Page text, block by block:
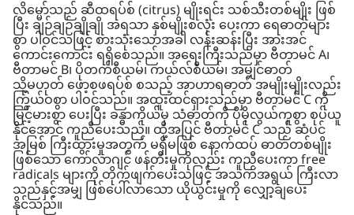
လိမ္မော်သည် ဆီထရပ်စ် (citrus) မျိုးရင်း သစ်သီးတစ်မျိုး ဖြစ်
ပြီး ချဉ်ချဉ်ချိုချို အရသာ နှစ်မျိုးစလုံး ပေးကာ ရေဓာတ်များ
စွာ ပါဝင်သဖြင့် စားသုံးသောအခါ လန်းဆန်းပြီး အားအင်
ကောင်းကောင်း ရရှိစေသည်။ အရေးကြီးသည်မှာ ဗီတာမင် A၊
ဗီတာမင် B၊ ပိုတက်စီယမ်၊ ကယ်လ်စီယမ်၊ အမျှင်ဓာတ်
သို့မဟုတ် ဖော့စဖရပ်စ် စသည့် အာဟာရဓာတ် အမျိုးမျိုးလည်း
ကြွယ်ဝစွာ ပါဝင်သည်။ အထူးထင်ရှားသည်မှာ ဗီတာမင် C ကို
မြင့်မားစွာ ပေးပြီး ခန္ဓာကိုယ်မှ သံဓာတ်ကို ပိုမိုလွယ်ကူစွာ စုပ်ယူ
နိုင်အောင် ကူညီပေးသည်။ ထို့အပြင် ဗီတာမင် C သည် ဆံပင်
အမြစ် ကြီးထွားမှုအတွက် မရှိမဖြစ် နောက်ထပ် ဓာတ်တစ်မျိုး
ဖြစ်သော ကော်လာဂျင် ဖန်တီးမှုကိုလည်း ကူညီပေးကာ free
radicals များကို တိုက်ဖျက်ပေးသဖြင့် အသက်အရွယ် ကြီးလာ
သည်နှင့်အမျှ ဖြစ်ပေါ်လာသော ယိုယွင်းမှုကို လျှော့ချပေး
နိုင်သည်။